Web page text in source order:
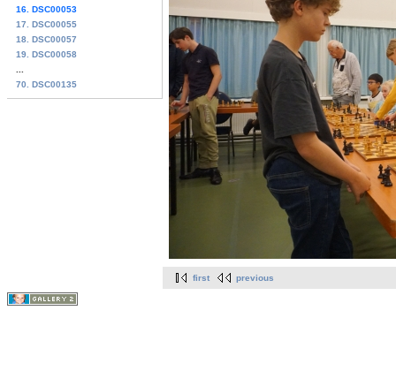
16. DSC00053
17. DSC00055
18. DSC00057
19. DSC00058
70. DSC00135
first previous